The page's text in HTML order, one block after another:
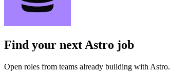
Find your nextAstro job
Open roles from teams already building with Astro.